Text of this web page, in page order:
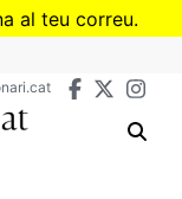
al teu correu.